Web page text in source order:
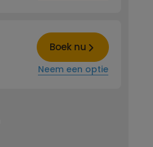
Boek nu
Neem een optie